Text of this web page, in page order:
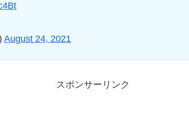
August 24, 2021
スポンサーリンク